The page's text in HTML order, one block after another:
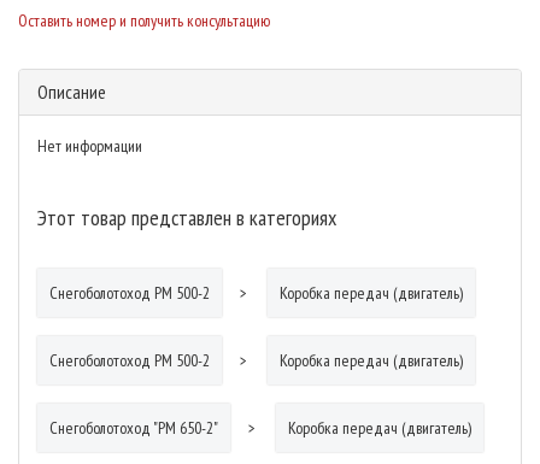
Оставить номер и получить консультацию
Описание
Нет информации
Этот товар представлен в категориях
Снегоболотоход РМ 500-2 Коробка передач (двигатель)
Снегоболотоход РМ 500-2 Коробка передач (двигатель)
Снегоболотоход "РМ 650-2" Коробка передач (двигатель)